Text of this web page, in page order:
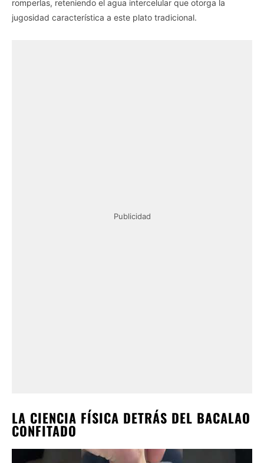
romperlas, reteniendo el agua intercelular que otorga la
jugosidad característica a este plato tradicional.
Publicidad
LA CIENCIA FÍSICA DETRÁS DEL BACALAO
CONFITADO